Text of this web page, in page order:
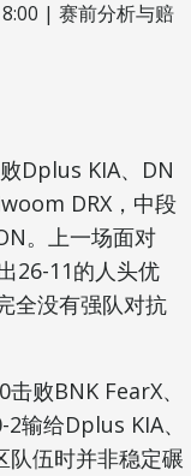
| 赛前分析与赔
Dplus KIA、DN
DRX，中段
。上一场面对
26-11的人头优
全没有强队对抗
败BNK FearX、
输给Dplus KIA、
队伍时并非稳定碾